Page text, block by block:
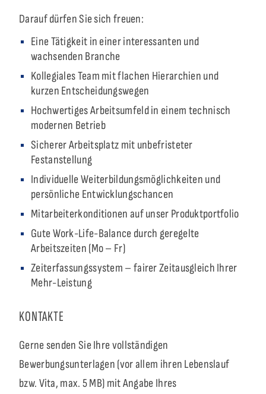
Darauf dürfen Sie sich freuen:
Eine Tätigkeit in einer interessanten und
wachsenden Branche
Kollegiales Team mit flachen Hierarchien und
kurzen Entscheidungswegen
Hochwertiges Arbeitsumfeld in einem technisch
modernen Betrieb
Sicherer Arbeitsplatz mit unbefristeter
Festanstellung
Individuelle Weiterbildungsmöglichkeiten und
persönliche Entwicklungschancen
Mitarbeiterkonditionen auf unser Produktportfolio
Gute Work-Life-Balance durch geregelte
Arbeitszeiten (Mo – Fr)
Zeiterfassungssystem – fairer Zeitausgleich Ihrer
Mehr-Leistung
KONTAKTE
Gerne senden Sie Ihre vollständigen
Bewerbungsunterlagen (vor allem ihren Lebenslauf
bzw. Vita, max. 5 MB) mit Angabe Ihres